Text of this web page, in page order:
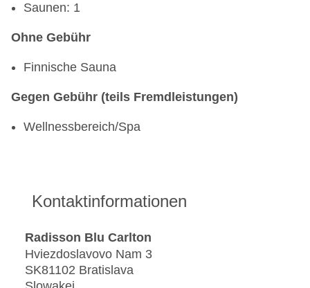
Saunen: 1
Ohne Gebühr
Finnische Sauna
Gegen Gebühr (teils Fremdleistungen)
Wellnessbereich/Spa
Kontaktinformationen
Radisson Blu Carlton
Hviezdoslavovo Nam 3
SK81102 Bratislava